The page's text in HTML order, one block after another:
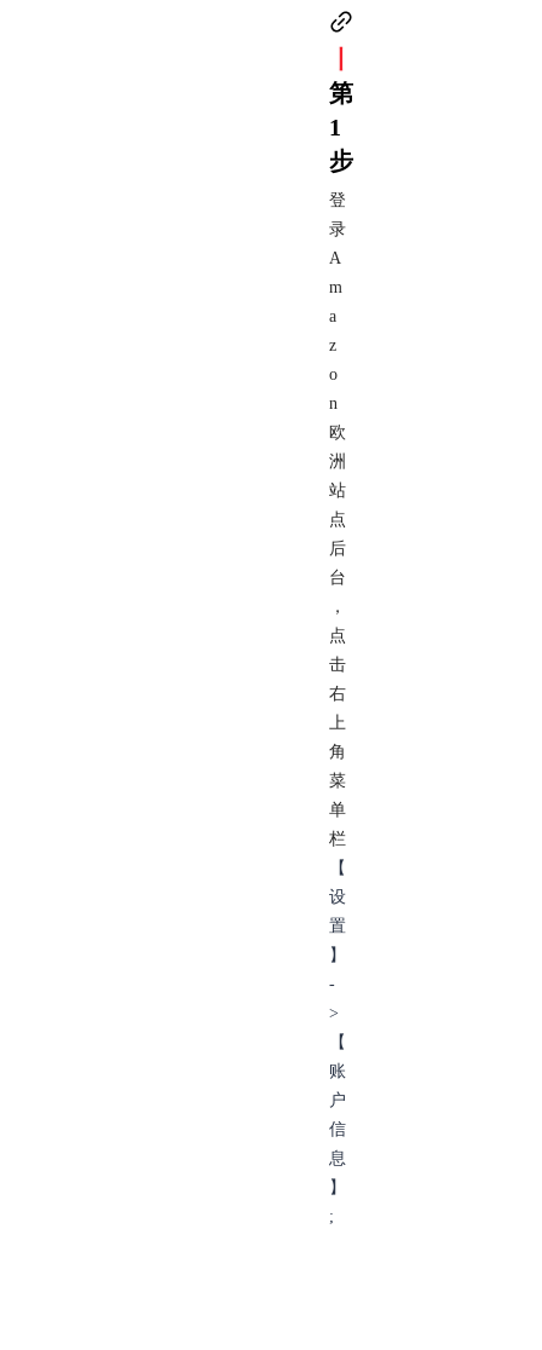
第
1
步
登
录
A
m
a
z
o
n
欧
洲
站
点
后
台
，
点
击
右
上
角
菜
单
栏
【
设
置
】
-
>
【
账
户
信
息
】
;